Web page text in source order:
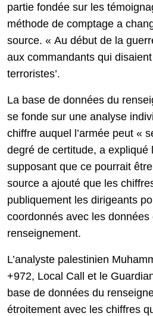
partie fondée sur les
méthode de comptage a
source. « Au début de la
aux commandants qui disaient
terroristes’.
La base de données du
se fonde sur une analyse
chiffre auquel l’armée peut «
degré de certitude, a expliqué
supposant que ce pourrait
source a ajouté que les
publiquement les dirigeants
coordonnés avec les données
renseignement.
L’analyste palestinien
+972, Local Call et le
base de données du
étroitement avec les chiffres